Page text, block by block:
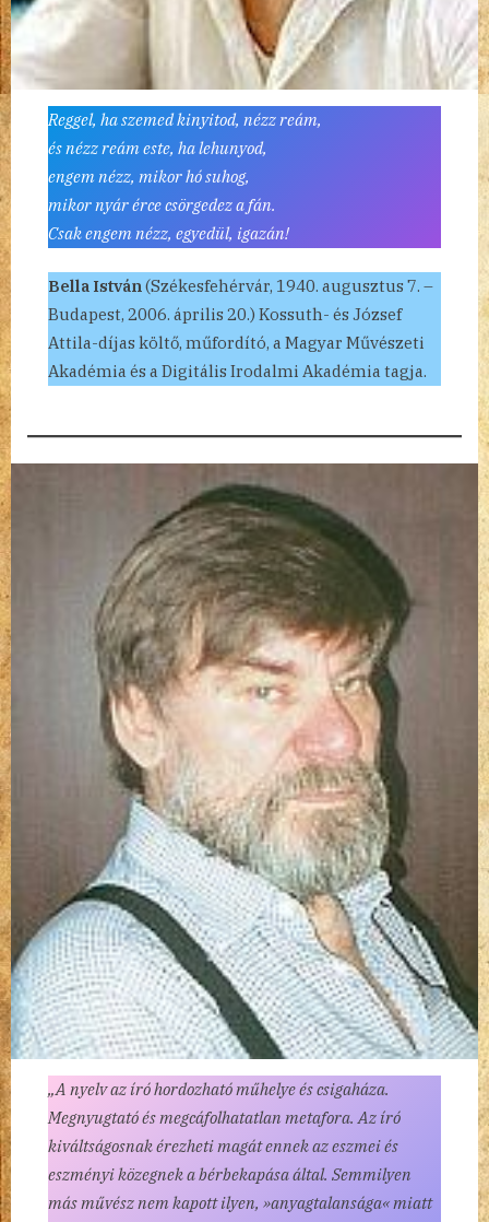
Reggel, ha szemed kinyitod, nézz reám,
és nézz reám este, ha lehunyod,
engem nézz, mikor hó suhog,
mikor nyár érce csörgedez a fán.
Csak engem nézz, egyedül, igazán!
Bella István(Székesfehérvár, 1940. augusztus 7. –
Budapest, 2006. április 20.) Kossuth- és József
Attila-díjas költő, műfordító, a Magyar Művészeti
Akadémia és a Digitális Irodalmi Akadémia tagja.
„A nyelv az író hordozható műhelye és csigaháza.
Megnyugtató és megcáfolhatatlan metafora. Az író
kiváltságosnak érezheti magát ennek az eszmei és
eszményi közegnek a bérbekapása által. Semmilyen
más művész nem kapott ilyen, »anyagtalansága« miatt